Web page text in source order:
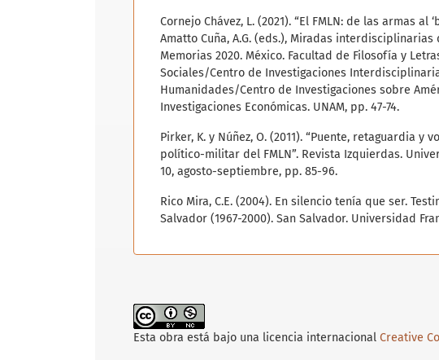
Cornejo Chávez, L. (2021). “El FMLN: de las armas al
Amatto Cuña, A.G. (eds.), Miradas
Memorias 2020. México. Facultad de Filosofía y
Sociales/Centro de Investigaciones
Humanidades/Centro de Investigaciones sobre
Investigaciones Económicas. UNAM, pp. 47-74.
Pirker, K. y Núñez, O. (2011). “Puente, retaguardia y
político-militar del FMLN”. Revista Izquierdas.
10, agosto-septiembre, pp. 85-96.
Rico Mira, C.E. (2004). En silencio tenía que ser.
Salvador (1967-2000). San Salvador. Universidad
de paz en El Salvador”. En Toussaint, Mónica y
Memoria, historia y literatura en Centroamérica:
desencanto en la posguerra. Buenos Aires.
Esta obra está bajo una licencia internacional Creative